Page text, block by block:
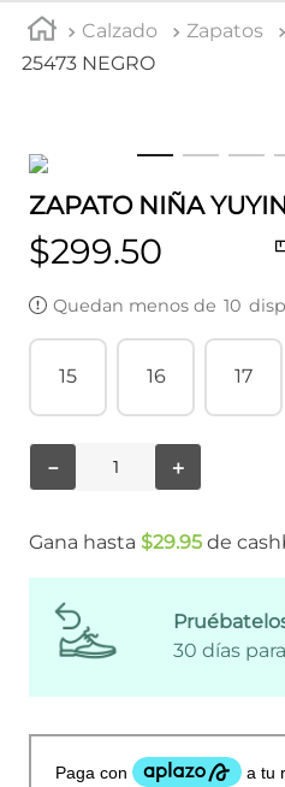
Calzado Zapatos
25473 NEGRO
ZAPATO NIÑA
$299.50
Quedan menos de 10
15 16 17
＋
－
Gana hasta $29.95 de
30 días
5. tenis niña